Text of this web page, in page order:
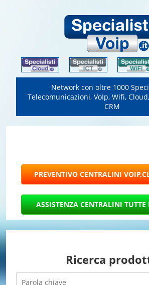
Network con oltre 1000
Telecomunicazioni, VoIp, Wifi,
CRM
Ricerca